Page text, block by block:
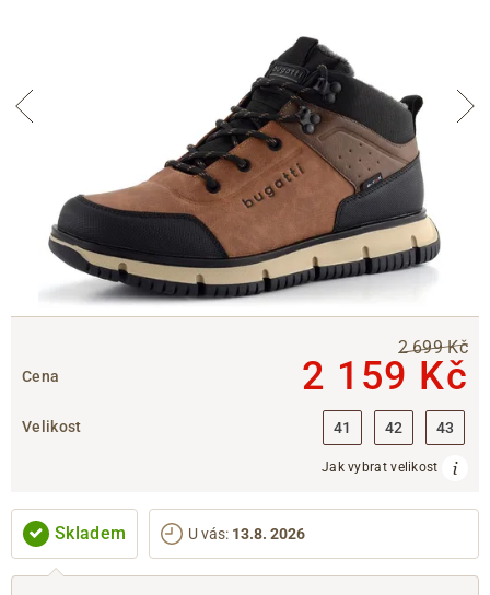
Cena
2 699 Kč
2 159 Kč
Velikost 41 42 43
Jak vybrat velikost
Skladem U vás: 13.8. 2026